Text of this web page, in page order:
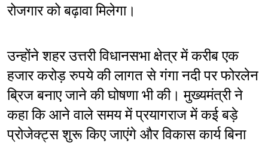
रोजगार को बढ़ावा मिलेगा।
उन्होंने शहर उत्तरी विधानसभा क्षेत्र में करीब एक
हजार करोड़ रुपये की लागत से गंगा नदी पर फोरलेन
ब्रिज बनाए जाने की घोषणा भी की। मुख्यमंत्री ने
कहा कि आने वाले समय में प्रयागराज में कई बड़े
प्रोजेक्ट्स शुरू किए जाएंगे और विकास कार्य बिना